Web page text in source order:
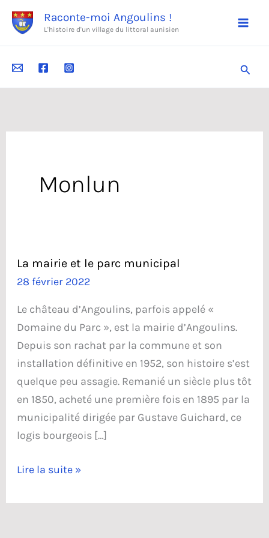
Aller
contenu
Raconte-moi Angoulins !
L'histoire d'un village du littoral aunisien
Monlun
La mairie et le parc municipal
28 février 2022
Le château d’Angoulins, parfois appelé «
Domaine du Parc », est la mairie d’Angoulins.
Depuis son rachat par la commune et son
installation définitive en 1952, son histoire s’est
quelque peu assagie. Remanié un siècle plus tôt
en 1850, acheté une première fois en 1895 par la
municipalité dirigée par Gustave Guichard, ce
logis bourgeois […]
La
et
Lire la suite »